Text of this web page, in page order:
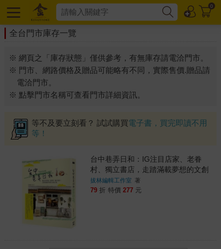
0
全台門市庫存一覽
※ 網頁之「庫存狀態」僅供參考，有無庫存請電洽門市。
※ 門市、網路價格及贈品可能略有不同，實際售價.贈品請
電洽門市。
※ 點擊門市名稱可查看門市詳細資訊。
等不及要立刻看？ 試試購買電子書，買完即讀不用
等！
台中巷弄日和：IG注目店家、老眷
村、獨立書店，走踏滿載夢想的文創
之城！
拔林編輯工作室 著
79 折 特價 277 元